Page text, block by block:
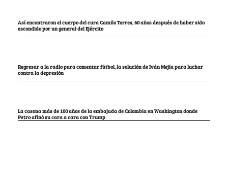
Así encontraron el cuerpo del cura Camilo Torres, 60 años después de haber sido
escondido por un general del Ejército
Regresar a la radio para comentar fútbol, la solución de Iván Mejía para luchar
contra la depresión
La casona más de 100 años de la embajada de Colombia en Washington donde
Petro afinó su cara a cara con Trump